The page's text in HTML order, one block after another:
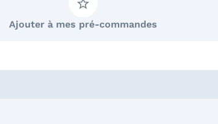
Ajouter à mes pré-commandes